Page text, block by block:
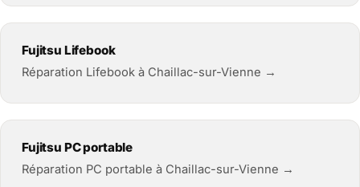
Fujitsu Lifebook
Réparation Lifebook à Chaillac-sur-Vienne →
Fujitsu PC portable
Réparation PC portable à Chaillac-sur-Vienne →